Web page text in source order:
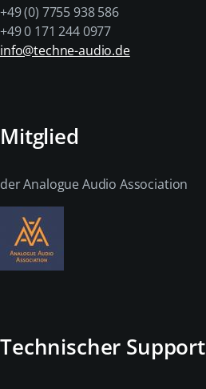
+49 (0) 7755 938 586
+49 0 171 244 0977
info@techne-audio.de
Mitglied
der Analogue Audio Association
Technischer Support